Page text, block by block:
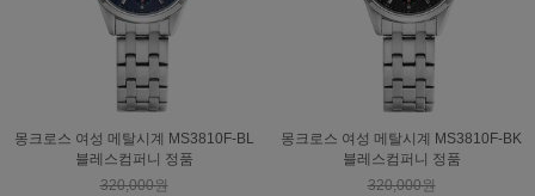
몽크로스 여성 메탈시계 MS3810F-BL
블레스컴퍼니 정품
320,000원
몽크로스 여성 메탈시계 MS3810F-BK
블레스컴퍼니 정품
320,000원